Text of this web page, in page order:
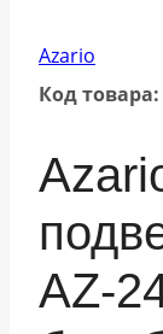
Azario
Код товара:
AZ-